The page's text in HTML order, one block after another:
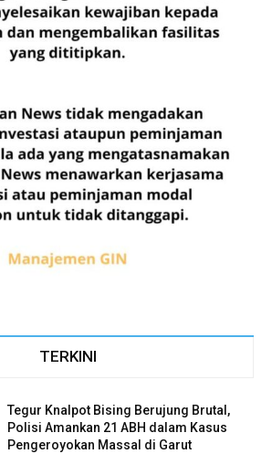
TERKINI
Tegur Knalpot Bising Berujung Brutal,
Polisi Amankan 21 ABH dalam Kasus
Pengeroyokan Massal di Garut